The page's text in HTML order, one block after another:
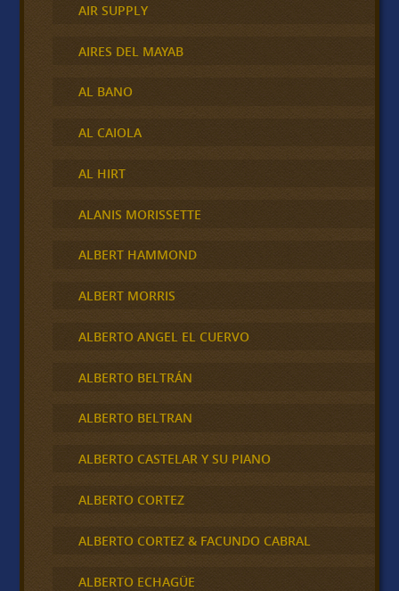
AIR SUPPLY
AIRES DEL MAYAB
AL BANO
AL CAIOLA
AL HIRT
ALANIS MORISSETTE
ALBERT HAMMOND
ALBERT MORRIS
ALBERTO ANGEL EL CUERVO
ALBERTO BELTRÁN
ALBERTO BELTRAN
ALBERTO CASTELAR Y SU PIANO
ALBERTO CORTEZ
ALBERTO CORTEZ & FACUNDO CABRAL
ALBERTO ECHAGÜE